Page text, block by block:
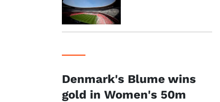
Denmark's Blume wins
gold in Women's 50m